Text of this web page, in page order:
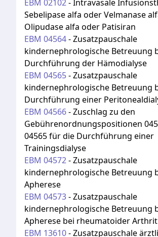
EBM 02102-Intravasale
Sebelipase alfa oder Velmanase
Olipudase alfa oder Patisiran
EBM 04564-Zusatzpauschale
kindernephrologische Betreuung
Durchführung der Hämodialyse
EBM 04565-Zusatzpauschale
kindernephrologische Betreuung
Durchführung einer
EBM 04566-Zuschlag zu den
Gebührenordnungspositionen
04565 für die Durchführung einer
Trainingsdialyse
EBM 04572-Zusatzpauschale
kindernephrologische Betreuung
Apherese
EBM 04573-Zusatzpauschale
kindernephrologische Betreuung
Apherese bei rheumatoider
EBM 13610-Zusatzpauschale